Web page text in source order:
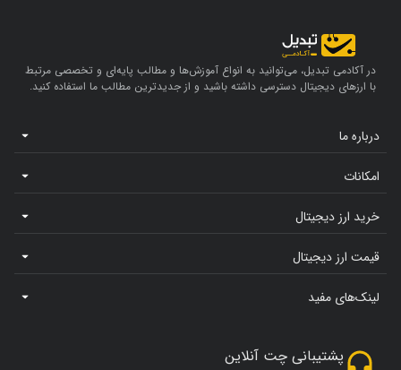
در آکادمی تبدیل، می‌توانید به انواع آموزش‌ها و مطالب پایه‌ای و تخصصی مرتبط
با ارزهای دیجیتال دسترسی داشته باشید و از جدیدترین مطالب ما استفاده کنید.
درباره ما
امکانات
خرید ارز دیجیتال
قیمت ارز دیجیتال
لینک‌های مفید
پشتیبانی چت آنلاین